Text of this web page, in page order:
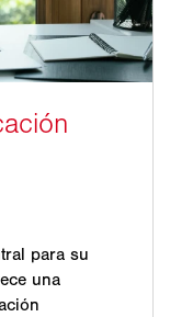
para su
una